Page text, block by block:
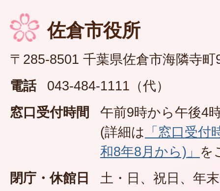
佐倉市役所
〒285-8501 千葉県佐倉市海隣寺町
電話
043-484-1111（代）
窓口受付時間
午前9時から午後4
(詳細は 「窓口受
和8年8月から)」 を
閉庁・休館日
土・日、祝日、年